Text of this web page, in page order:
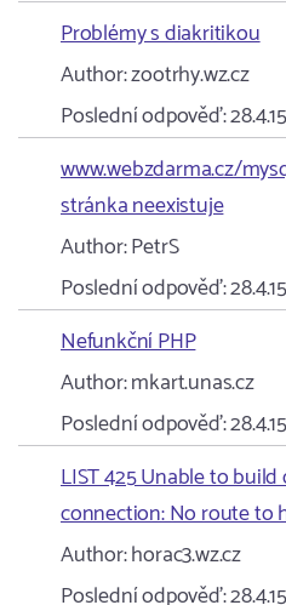
Problémy s diakritikou
Author:zootrhy.wz.cz
Poslední odpověď:
www.webzdarma.cz/
stránka neexistuje
Author:PetrS
Poslední odpověď:
Nefunkční PHP
Author:mkart.unas.cz
Poslední odpověď:
LIST 425 Unable to build
connection: No route to
Author:horac3.wz.cz
Poslední odpověď: